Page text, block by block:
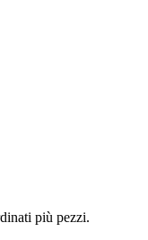
più pezzi.